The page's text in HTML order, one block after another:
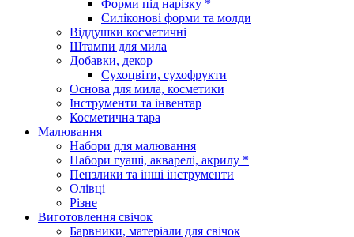
Форми під нарізку *
Силіконові форми та молди
Віддушки косметичні
Штампи для мила
Добавки, декор
Сухоцвіти, сухофрукти
Основа для мила, косметики
Інструменти та інвентар
Косметична тара
Малювання
Набори для малювання
Набори гуаші, акварелі, акрилу *
Пензлики та інші інструменти
Олівці
Різне
Виготовлення свічок
Барвники, матеріали для свічок